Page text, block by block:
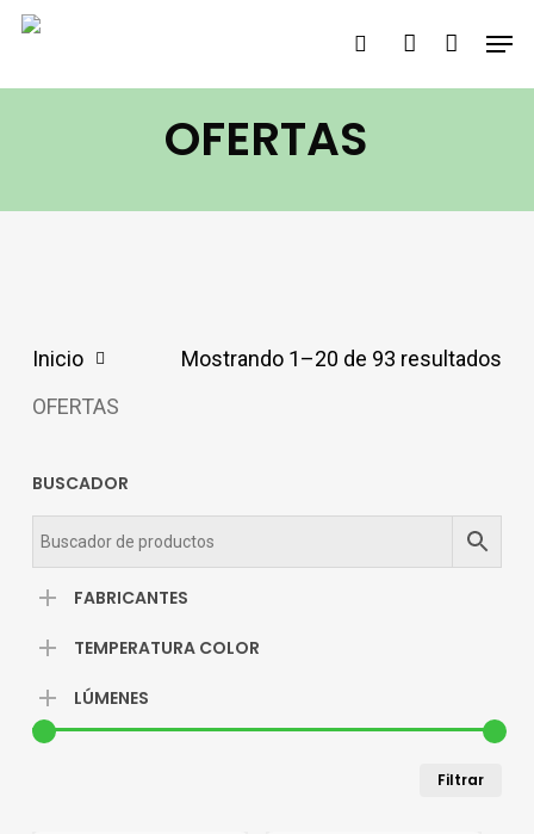
Saltar
contenido
buscar account
OFERTAS
Mostrando 1–20 de 93 resultados
Inicio
OFERTAS
BUSCADOR
FABRICANTES
TEMPERATURA COLOR
LÚMENES
Filtrar